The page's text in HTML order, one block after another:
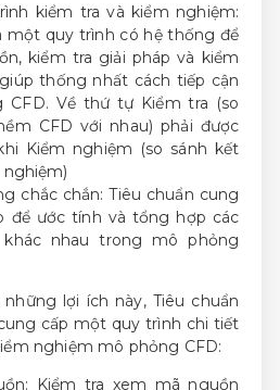
kiểm tra và kiểm nghiệm:
một quy trình có hệ thống để
kiểm tra giải pháp và kiểm
thống nhất cách tiếp cận
CFD. Về thứ tự Kiểm tra (so
CFD với nhau) phải được
Kiểm nghiệm (so sánh kết
chắc chắn: Tiêu chuẩn cung
để ước tính và tổng hợp các
nhau trong mô phỏng
lợi ích này, Tiêu chuẩn
cấp một quy trình chi tiết
nghiệm mô phỏng CFD:
Kiểm tra xem mã nguồn